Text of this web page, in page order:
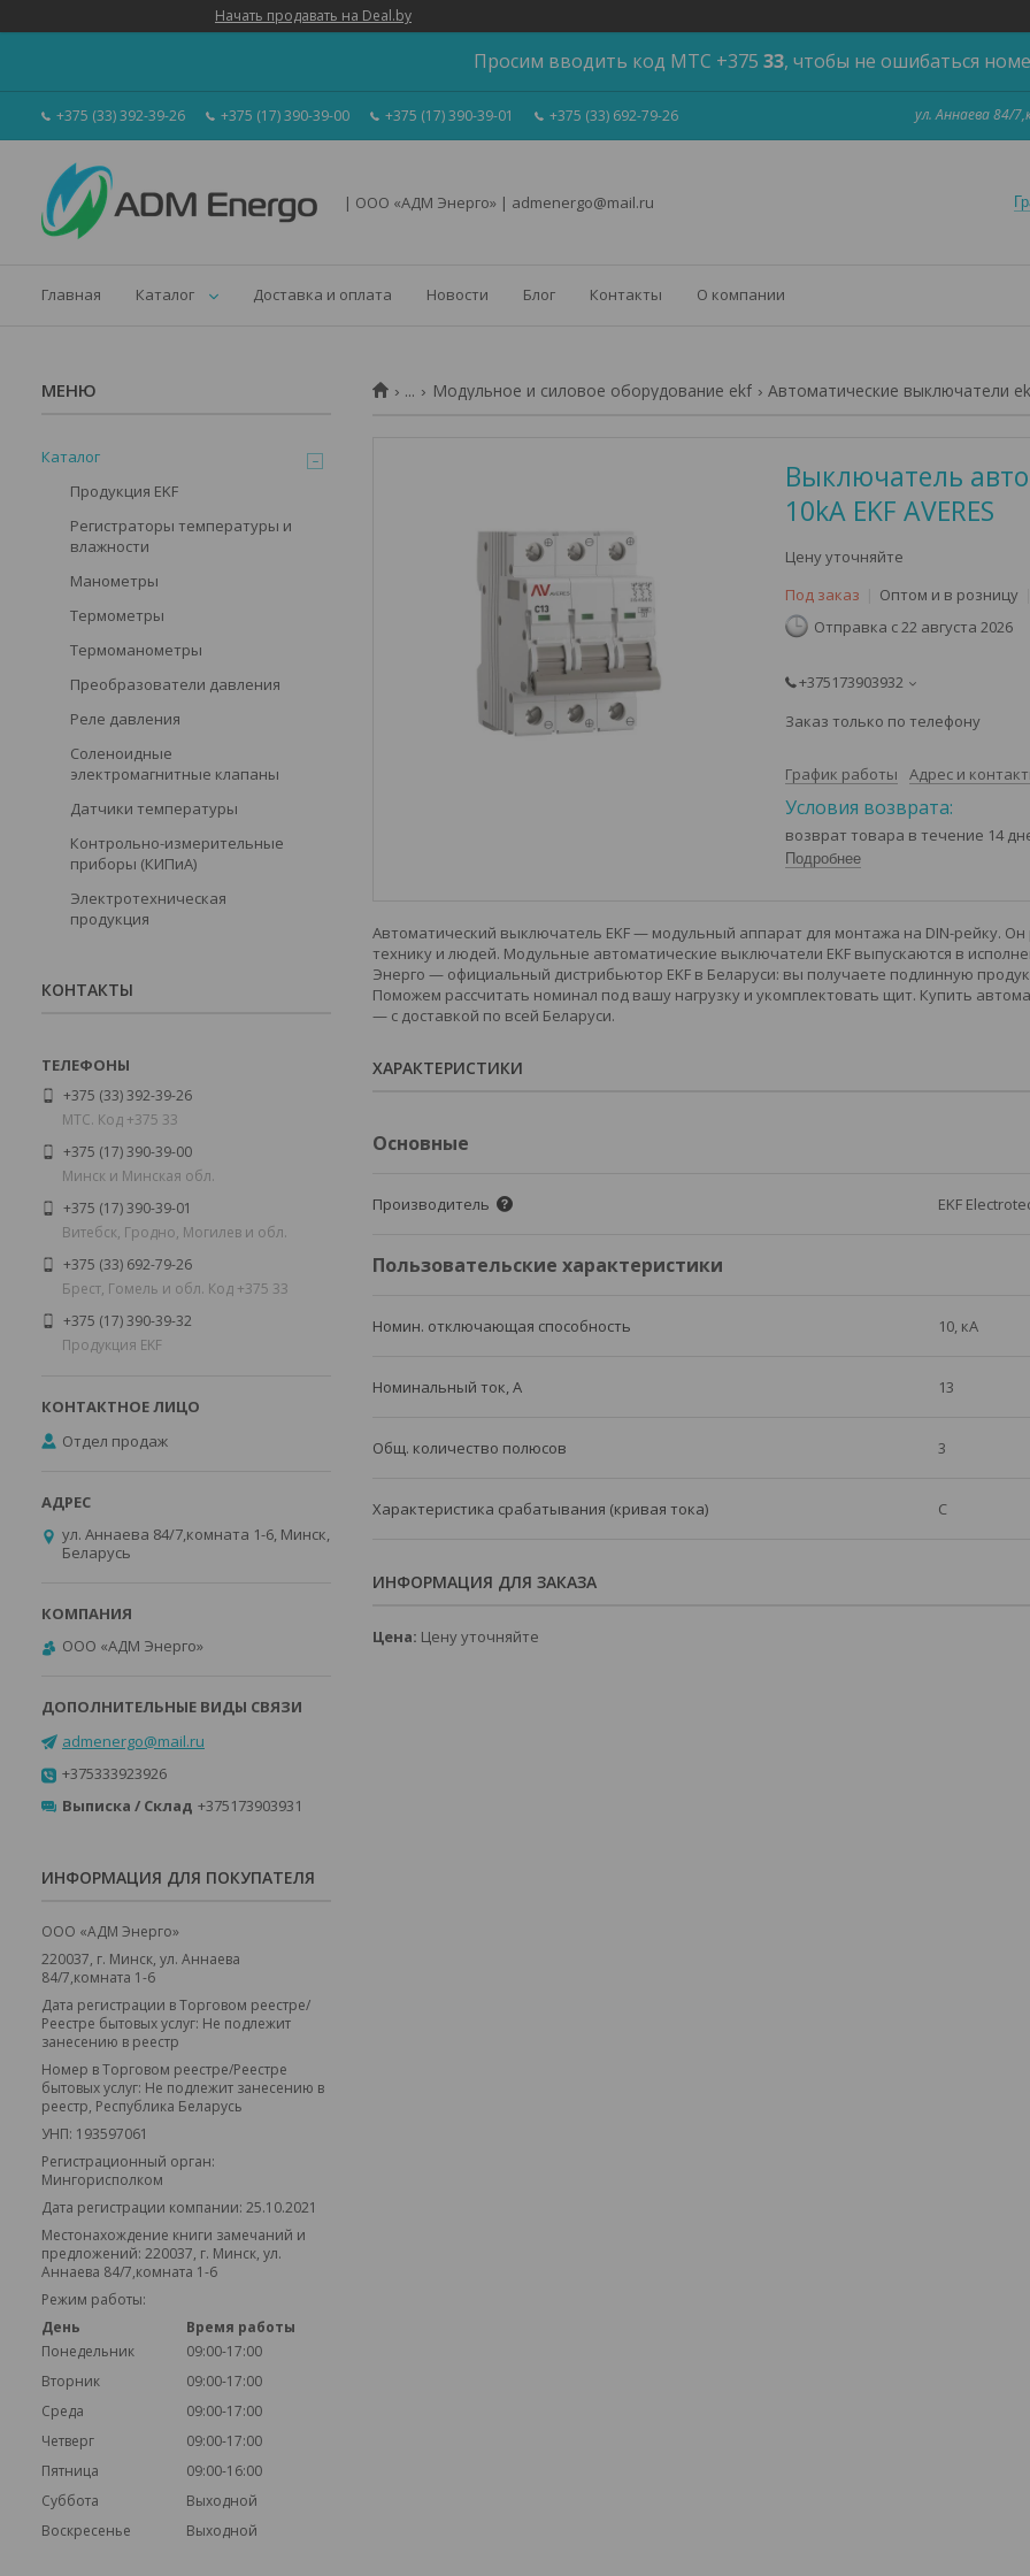
Начать продавать на Deal.by
Просим вводить код МТС +375 33, чтобы не ошибаться
+375 (33) 392-39-26 +375 (17) 390-39-00 +375 (17) 390-39-01 +375 (33) 692-79-26 ул. Аннаева 84/
| ООО «АДМ Энерго» | admenergo@mail.ru
Главная Каталог Доставка и оплата Новости Блог Контакты О компании
... Модульное и силовое оборудование ekf Автоматические выключатели
Выключатель
10kA EKF AVERES
Цену уточняйте
Под заказ
Оптом и в розницу
Отправка с 22 августа 2026
+375173903932
Заказ только по телефону
График работы Адрес и
возврат товара в течение 14
Подробнее
Автоматический выключатель EKF — модульный аппарат для монтажа на DIN-рейку.
технику и людей. Модульные автоматические выключатели EKF выпускаются в
Энерго — официальный дистрибьютор EKF в Беларуси: вы получаете подлинную
Поможем рассчитать номинал под вашу нагрузку и укомплектовать щит. Купить
— с доставкой по всей Беларуси.
ХАРАКТЕРИСТИКИ
Основные
Производитель EKF
Пользовательские характеристики
Номин. отключающая способность 10, кА
Номинальный ток, А 13
Общ. количество полюсов 3
Характеристика срабатывания (кривая тока) C
ИНФОРМАЦИЯ ДЛЯ ЗАКАЗА
Цена: Цену уточняйте
Каталог
Продукция EKF
Регистраторы температуры и
влажности
Манометры
Термометры
Термоманометры
Преобразователи давления
Реле давления
Соленоидные
электромагнитные клапаны
Датчики температуры
Контрольно-измерительные
приборы (КИПиА)
Электротехническая
продукция
КОНТАКТЫ
+375 (33) 392-39-26
МТС. Код +375 33
+375 (17) 390-39-00
Минск и Минская обл.
+375 (17) 390-39-01
Витебск, Гродно, Могилев и обл.
+375 (33) 692-79-26
Брест, Гомель и обл. Код +375 33
+375 (17) 390-39-32
Продукция EKF
Отдел продаж
ул. Аннаева 84/7,комната 1-6, Минск,
Беларусь
ООО «АДМ Энерго»
admenergo@mail.ru
+375333923926
Выписка / Склад +375173903931
ИНФОРМАЦИЯ ДЛЯ ПОКУПАТЕЛЯ
ООО «АДМ Энерго»
220037, г. Минск, ул. Аннаева
84/7,комната 1-6
Дата регистрации в Торговом реестре/
Реестре бытовых услуг: Не подлежит
занесению в реестр
Номер в Торговом реестре/Реестре
бытовых услуг: Не подлежит занесению в
реестр, Республика Беларусь
УНП: 193597061
Регистрационный орган:
Мингорисполком
Дата регистрации компании: 25.10.2021
Местонахождение книги замечаний и
предложений: 220037, г. Минск, ул.
Аннаева 84/7,комната 1-6
Режим работы:
День
Время работы
Понедельник
09:00-17:00
Вторник
09:00-17:00
Среда
09:00-17:00
Четверг
09:00-17:00
Пятница
09:00-16:00
Суббота
Выходной
Воскресенье
Выходной